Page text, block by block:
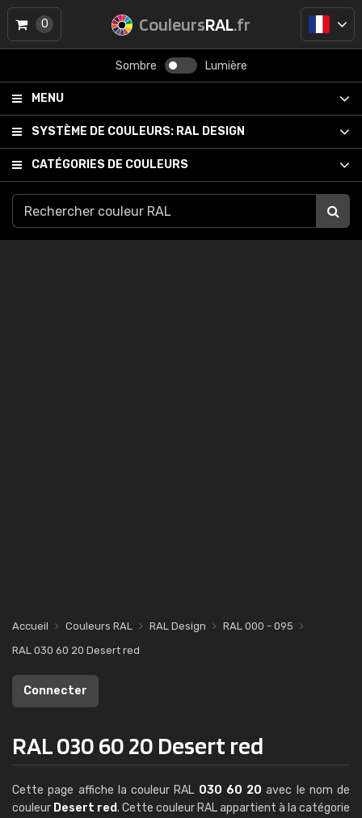
CouleursRAL.fr
Sombre Lumière
MENU
SYSTÈME DE COULEURS: RAL DESIGN
CATÉGORIES DE COULEURS
0
Accueil Couleurs RAL RAL Design
RAL 000 - 095
RAL 030 60 20 Desert red
Connecter
RAL 030 60 20 Desert red
Cette page affiche la couleur RAL 030 60 20 avec le nom de
couleur Desert red. Cette couleur RAL appartient à la catégorie